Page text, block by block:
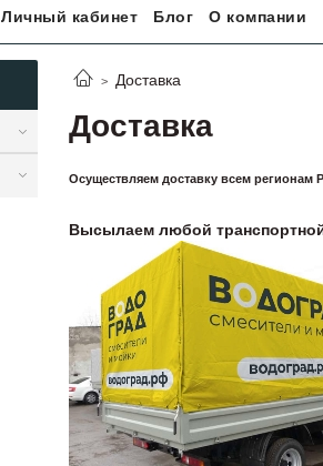
Личный кабинет Блог О компании
Доставка
Доставка
Осуществляем доставку всем регионам
Высылаем любой